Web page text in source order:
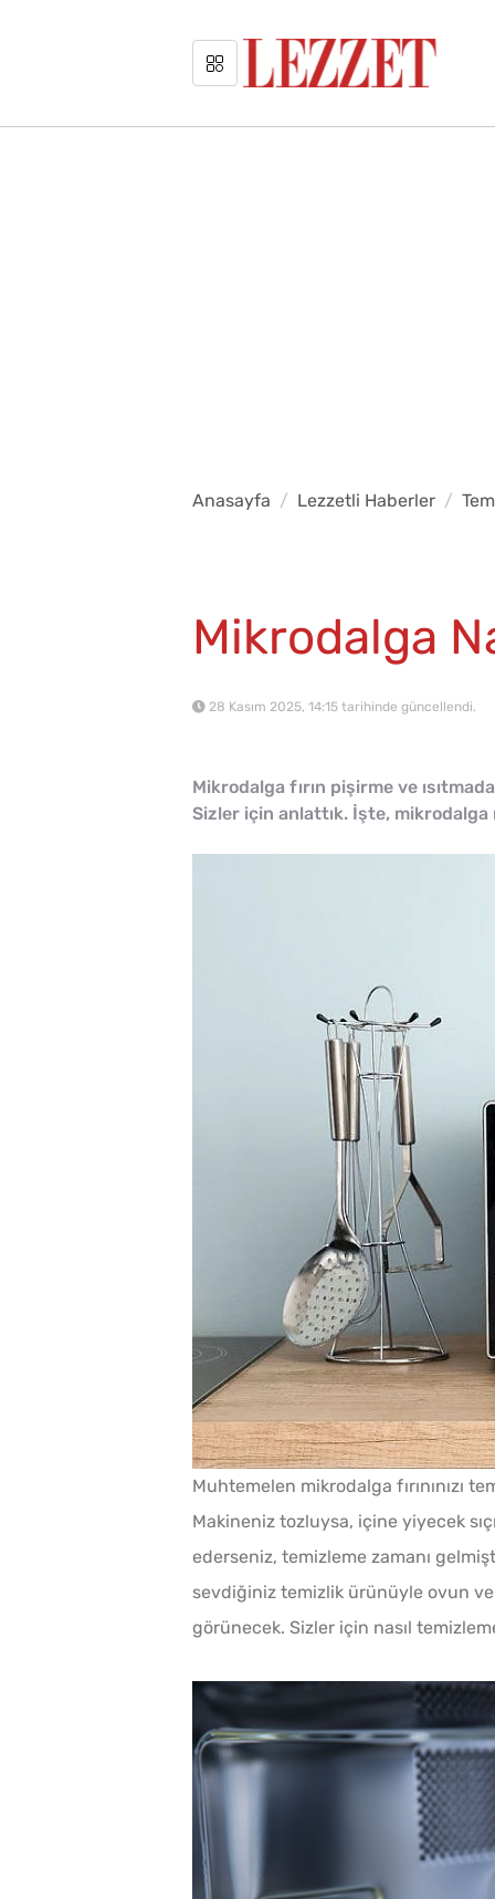
Anasayfa Lezzetli Haberler
Mikrodalga
28 Kasım 2025, 14:15 tarihinde güncellendi.
Mikrodalga fırın pişirme ve
Sizler için anlattık. İşte, mikrodalga
Muhtemelen mikrodalga fırınınızı
Makineniz tozluysa, içine yiyecek
ederseniz, temizleme zamanı
sevdiğiniz temizlik ürünüyle ovun ve
görünecek. Sizler için nasıl